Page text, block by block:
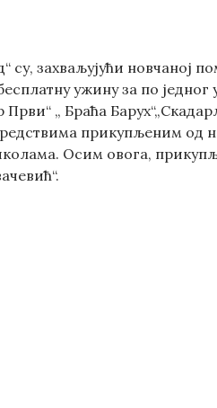
су, захваљујући
ужину за по
„ Браћа
прикупљеним од
Осим овога,